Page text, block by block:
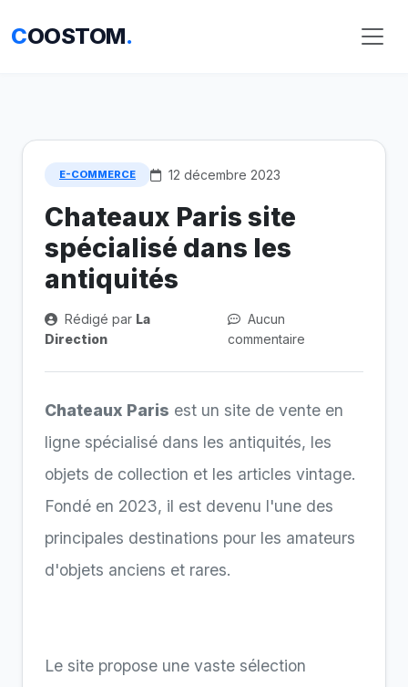
COOSTOM.
E-COMMERCE 12 décembre 2023
Chateaux Paris site
spécialisé dans les
antiquités
Rédigé par La
Direction
Aucun
commentaire
Chateaux Paris est un site de vente en
ligne spécialisé dans les antiquités, les
objets de collection et les articles vintage.
Fondé en 2023, il est devenu l'une des
principales destinations pour les amateurs
d'objets anciens et rares.
Le site propose une vaste sélection